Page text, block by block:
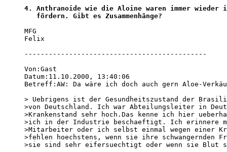
4. Anthranoide wie die Aloine waren immer wieder
   fördern. Gibt es Zusammenhänge?
MFG
Felix
---------------------------------------------
Von:Gast
Datum:11.10.2000, 13:40:06
Betreff:AW: Da wäre ich doch auch gern Aloe-
> Uebrigens ist der Gesundheitszustand der
>von Deutschland. Ich war Abteilungsleiter in
>Krankenstand sehr hoch.Das kenne ich hier
>ich in der Industrie beschaeftigt. Ich erinnere
>Mitarbeiter oder ich selbst einmal wegen einer
>fehlen hoechstens, wenn sie ihre schwangernden
>sie sind sehr eifersuechtigt oder wenn sie Blut